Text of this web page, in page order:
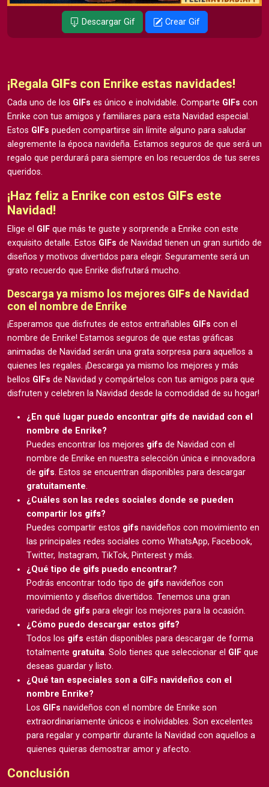
Descargar Gif Crear Gif
¡Regala GIFs con Enrike estas navidades!
Cada uno de los GIFs es único e inolvidable. Comparte GIFs con
Enrike con tus amigos y familiares para esta Navidad especial.
Estos GIFs pueden compartirse sin límite alguno para saludar
alegremente la época navideña. Estamos seguros de que será un
regalo que perdurará para siempre en los recuerdos de tus seres
queridos.
¡Haz feliz a Enrike con estos GIFs este
Navidad!
Elige el GIF que más te guste y sorprende a Enrike con este
exquisito detalle. Estos GIFs de Navidad tienen un gran surtido de
diseños y motivos divertidos para elegir. Seguramente será un
grato recuerdo que Enrike disfrutará mucho.
Descarga ya mismo los mejores GIFs de Navidad
con el nombre de Enrike
¡Esperamos que disfrutes de estos entrañables GIFs con el
nombre de Enrike! Estamos seguros de que estas gráficas
animadas de Navidad serán una grata sorpresa para aquellos a
quienes les regales. ¡Descarga ya mismo los mejores y más
bellos GIFs de Navidad y compártelos con tus amigos para que
disfruten y celebren la Navidad desde la comodidad de su hogar!
¿En qué lugar puedo encontrar gifs de navidad con el
nombre de Enrike?
Puedes encontrar los mejores gifs de Navidad con el
nombre de Enrike en nuestra selección única e innovadora
de gifs. Estos se encuentran disponibles para descargar
gratuitamente.
¿Cuáles son las redes sociales donde se pueden
compartir los gifs?
Puedes compartir estos gifs navideños con movimiento en
las principales redes sociales como WhatsApp, Facebook,
Twitter, Instagram, TikTok, Pinterest y más.
¿Qué tipo de gifs puedo encontrar?
Podrás encontrar todo tipo de gifs navideños con
movimiento y diseños divertidos. Tenemos una gran
variedad de gifs para elegir los mejores para la ocasión.
¿Cómo puedo descargar estos gifs?
Todos los gifs están disponibles para descargar de forma
totalmente gratuita. Solo tienes que seleccionar el GIF que
deseas guardar y listo.
¿Qué tan especiales son a GIFs navideños con el
nombre Enrike?
Los GIFs navideños con el nombre de Enrike son
extraordinariamente únicos e inolvidables. Son excelentes
para regalar y compartir durante la Navidad con aquellos a
quienes quieras demostrar amor y afecto.
Conclusión